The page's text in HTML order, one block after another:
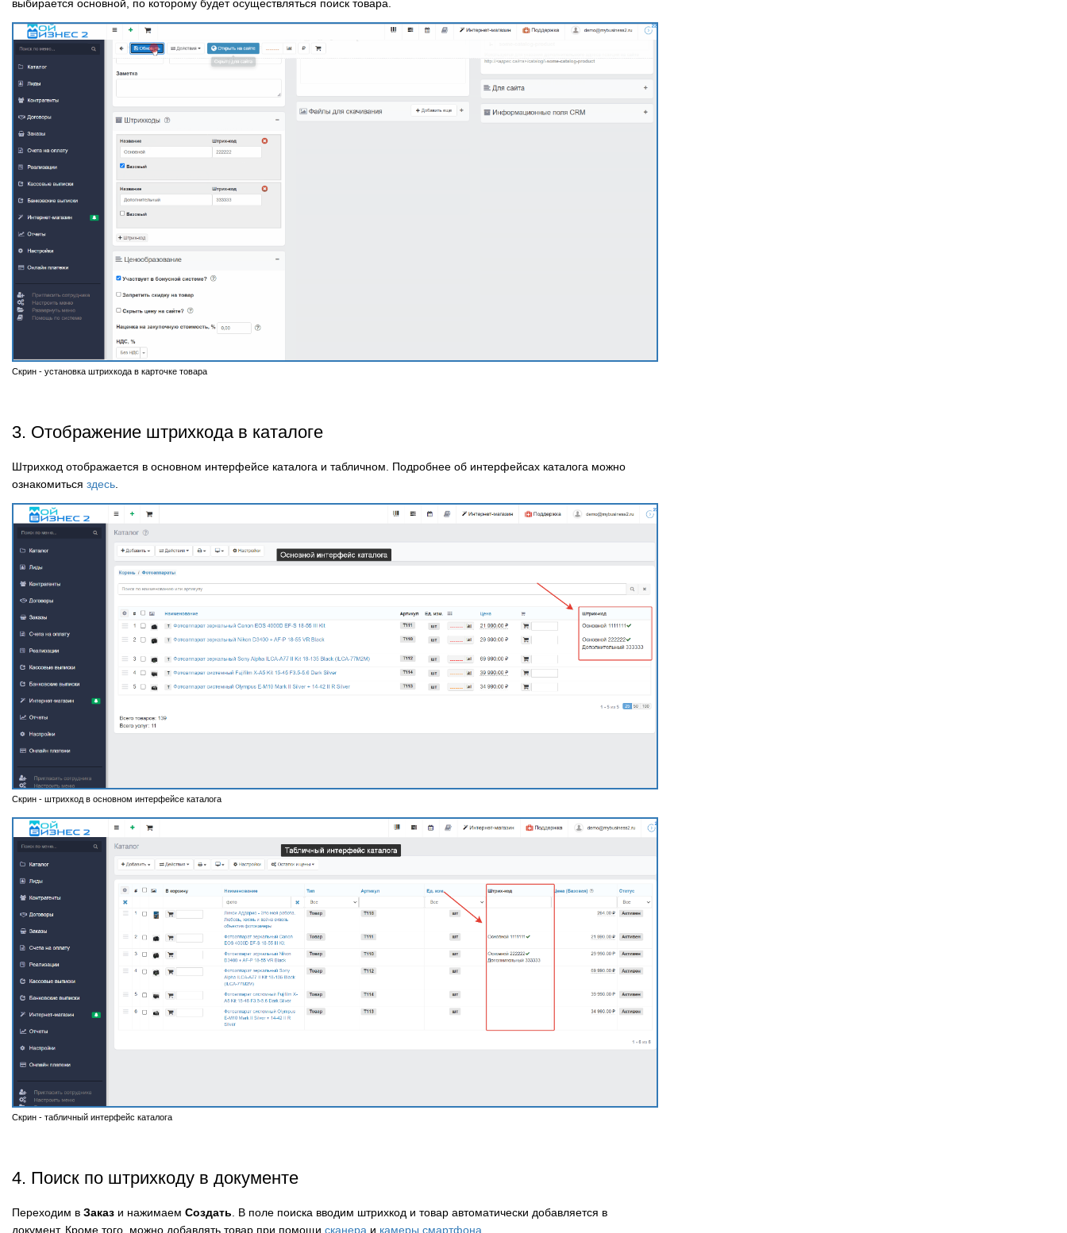
выбирается основной, по которому будет осуществляться поиск товара.
Скрин - установка штрихкода в карточке товара
3. Отображение штрихкода в каталоге
Штрихкод отображается в основном интерфейсе каталога и табличном. Подробнее об интерфейсах каталога можно
ознакомиться здесь
Скрин - штрихкод в основном интерфейсе каталога
Скрин - табличный интерфейс каталога
4. Поиск по штрихкоду в документе
Переходим в Заказ и нажимаем Создать . В поле поиска вводим штрихкод и товар автоматически добавляется в
документ. Кроме того, можно добавлять товар при помощи сканера и камеры смартфона